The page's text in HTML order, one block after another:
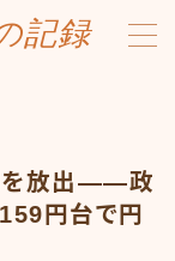
記録
を放出——政
円台で円